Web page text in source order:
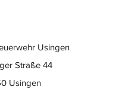
Usingen
Straße 44
Usingen